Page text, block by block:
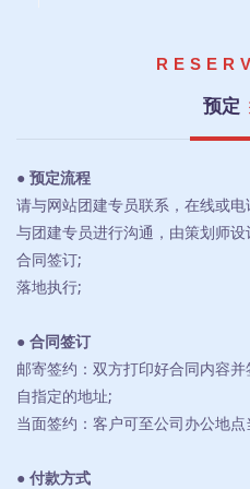
预定
● 预定流程
请与网站团建专员联系，在线或
与团建专员进行沟通，由策划师
合同签订;
落地执行;
● 合同签订
邮寄签约：双方打印好合同内容
自指定的地址;
当面签约：客户可至公司办公地
● 付款方式